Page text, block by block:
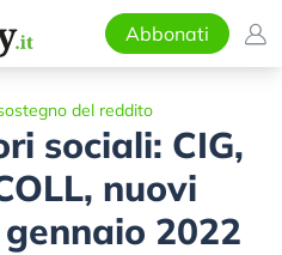
Abbonati
del reddito
sociali: CIG,
nuovi
2022